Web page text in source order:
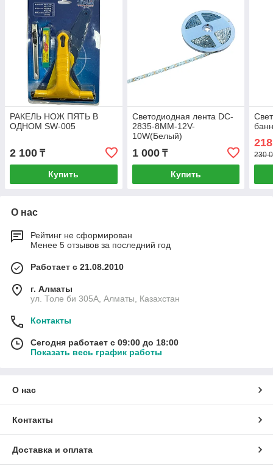
РАКЕЛЬ НОЖ ПЯТЬ В
ОДНОМ SW-005
2 100 ₸
Купить
Светодиодная лента DC-
2835-8MM-12V-
10W(Белый)
1 000₸
Купить
230
О нас
Рейтинг не сформирован
Менее 5 отзывов за последний год
Работает с 21.08.2010
г. Алматы
ул. Толе би 305А, Алматы, Казахстан
Контакты
Сегодня работает с 09:00 до 18:00
Показать весь график работы
О нас
Контакты
Доставка и оплата